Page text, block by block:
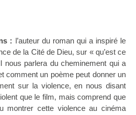
: l’auteur du roman qui a inspiré le
de la Cité de Dieu, sur « qu’est ce
nous parlera du cheminement qui a
comment un poème peut donner un
sur la violence, en nous disant
que le film, mais comprend que
montrer cette violence au cinéma